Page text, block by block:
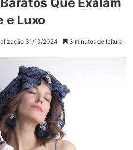
Que Exalam
e Luxo
31/10/2024 3 minutos de leitura